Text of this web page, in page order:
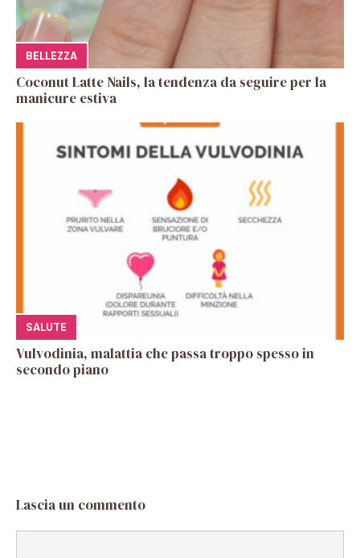
BELLEZZA
Coconut Latte Nails, la tendenza da seguire per la
manicure estiva
SALUTE
Vulvodinia, malattia che passa troppo spesso in
secondo piano
Lascia un commento